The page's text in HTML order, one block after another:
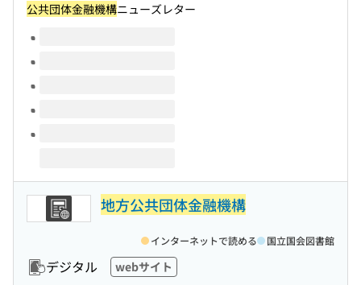
公共団体金融機構ニューズレター
このタイトルの巻号
地方公共団体金融機構
デジタル webサイト
インターネットで読める 国立国会図書館